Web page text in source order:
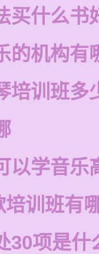
买什么书
的机构有
培训班多
以学音乐
训班有
30项是什